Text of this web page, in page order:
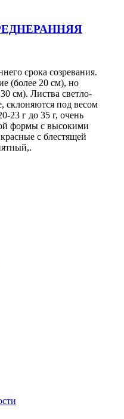
срока созревания.
(более 20 см), но
см). Листва светло-
склоняются под весом
23 г до 35 г, очень
формы с высокими
с блестящей